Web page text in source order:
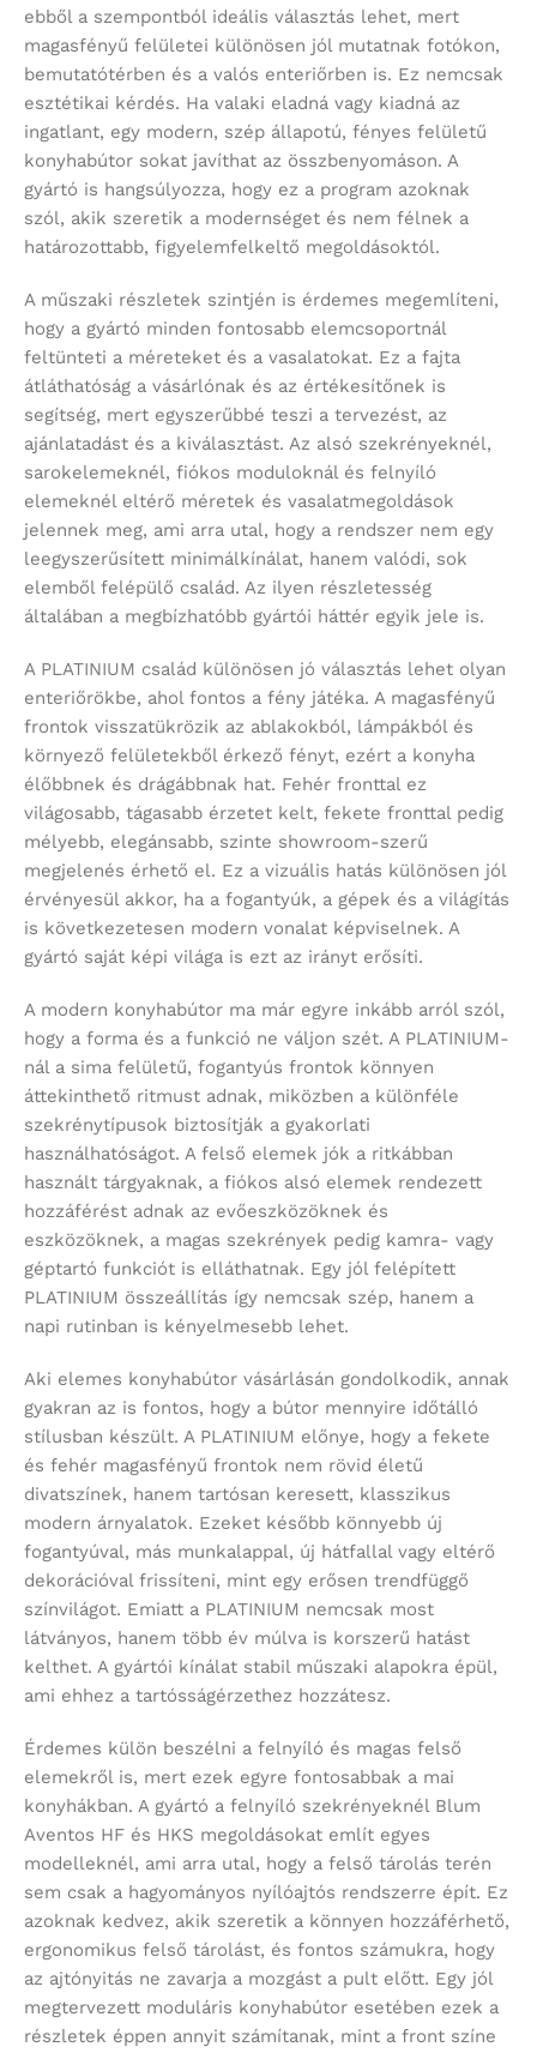
ebből a szempontból ideális választás lehet, mert
magasfényű felületei különösen jól mutatnak fotókon,
bemutatótérben és a valós enteriőrben is. Ez nemcsak
esztétikai kérdés. Ha valaki eladná vagy kiadná az
ingatlant, egy modern, szép állapotú, fényes felületű
konyhabútor sokat javíthat az összbenyomáson. A
gyártó is hangsúlyozza, hogy ez a program azoknak
szól, akik szeretik a modernséget és nem félnek a
határozottabb, figyelemfelkeltő megoldásoktól.
A műszaki részletek szintjén is érdemes megemlíteni,
hogy a gyártó minden fontosabb elemcsoportnál
feltünteti a méreteket és a vasalatokat. Ez a fajta
átláthatóság a vásárlónak és az értékesítőnek is
segítség, mert egyszerűbbé teszi a tervezést, az
ajánlatadást és a kiválasztást. Az alsó szekrényeknél,
sarokelemeknél, fiókos moduloknál és felnyíló
elemeknél eltérő méretek és vasalatmegoldások
jelennek meg, ami arra utal, hogy a rendszer nem egy
leegyszerűsített minimálkínálat, hanem valódi, sok
elemből felépülő család. Az ilyen részletesség
általában a megbízhatóbb gyártói háttér egyik jele is.
A PLATINIUM család különösen jó választás lehet olyan
enteriőrökbe, ahol fontos a fény játéka. A magasfényű
frontok visszatükrözik az ablakokból, lámpákból és
környező felületekből érkező fényt, ezért a konyha
élőbbnek és drágábbnak hat. Fehér fronttal ez
világosabb, tágasabb érzetet kelt, fekete fronttal pedig
mélyebb, elegánsabb, szinte showroom-szerű
megjelenés érhető el. Ez a vizuális hatás különösen jól
érvényesül akkor, ha a fogantyúk, a gépek és a világítás
is következetesen modern vonalat képviselnek. A
gyártó saját képi világa is ezt az irányt erősíti.
A modern konyhabútor ma már egyre inkább arról szól,
hogy a forma és a funkció ne váljon szét. A PLATINIUM-
nál a sima felületű, fogantyús frontok könnyen
áttekinthető ritmust adnak, miközben a különféle
szekrénytípusok biztosítják a gyakorlati
használhatóságot. A felső elemek jók a ritkábban
használt tárgyaknak, a fiókos alsó elemek rendezett
hozzáférést adnak az evőeszközöknek és
eszközöknek, a magas szekrények pedig kamra- vagy
géptartó funkciót is elláthatnak. Egy jól felépített
PLATINIUM összeállítás így nemcsak szép, hanem a
napi rutinban is kényelmesebb lehet.
Aki elemes konyhabútor vásárlásán gondolkodik, annak
gyakran az is fontos, hogy a bútor mennyire időtálló
stílusban készült. A PLATINIUM előnye, hogy a fekete
és fehér magasfényű frontok nem rövid életű
divatszínek, hanem tartósan keresett, klasszikus
modern árnyalatok. Ezeket később könnyebb új
fogantyúval, más munkalappal, új hátfallal vagy eltérő
dekorációval frissíteni, mint egy erősen trendfüggő
színvilágot. Emiatt a PLATINIUM nemcsak most
látványos, hanem több év múlva is korszerű hatást
kelthet. A gyártói kínálat stabil műszaki alapokra épül,
ami ehhez a tartósságérzethez hozzátesz.
Érdemes külön beszélni a felnyíló és magas felső
elemekről is, mert ezek egyre fontosabbak a mai
konyhákban. A gyártó a felnyíló szekrényeknél Blum
Aventos HF és HKS megoldásokat említ egyes
modelleknél, ami arra utal, hogy a felső tárolás terén
sem csak a hagyományos nyílóajtós rendszerre épít. Ez
azoknak kedvez, akik szeretik a könnyen hozzáférhető,
ergonomikus felső tárolást, és fontos számukra, hogy
az ajtónyitás ne zavarja a mozgást a pult előtt. Egy jól
megtervezett moduláris konyhabútor esetében ezek a
részletek éppen annyit számítanak, mint a front színe